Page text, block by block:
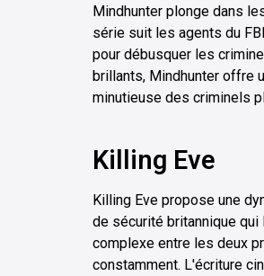
Mindhunter plonge dans
série suit les agents du
pour débusquer les
brillants, Mindhunter offre
minutieuse des criminels
Killing Eve
Killing Eve propose une
de sécurité britannique
complexe entre les deux
constamment. L'écriture